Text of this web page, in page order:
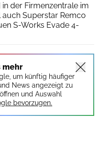
der Firmenzentrale im
Superstar Remco
S-Works Evade 4-
mehr
um künftig häufiger
News angezeigt zu
und Auswahl
bevorzugen.